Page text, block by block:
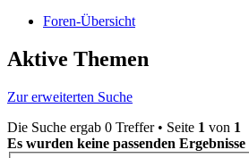
Foren-Übersicht
Aktive Themen
Zur erweiterten Suche
Die Suche ergab 0 Treffer • Seite 1 von 1
Es wurden keine passenden